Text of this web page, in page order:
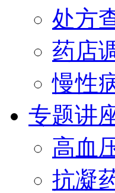
处方
药店
慢性
专题讲
高血
抗凝